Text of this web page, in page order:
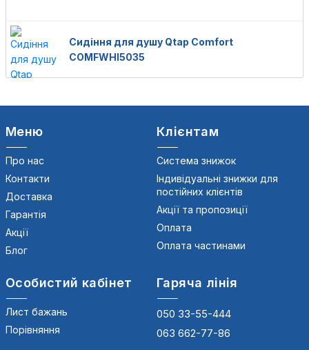
Сидіння для душу Qtap Comfort
COMFWHI5035
Меню
Про нас
Контакти
Доставка
Гарантія
Акції
Блог
Клієнтам
Система знижок
Індивідуальні знижки для
постійних клієнтів
Акції та пропозиції
Оплата
Оплата частинами
Особистий кабінет
Лист бажань
Порівняння
Гаряча лінія
050 33-55-444
063 662-77-86